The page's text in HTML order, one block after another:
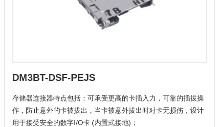
DM3BT-DSF-PEJS
存储器连接器特点包括：可承受更高的卡插入力，可靠的插拔操
作，防止意外的卡被拔出，当卡被意外拔出时对卡无损伤，设计
用于接受安全的数字I/O卡 (内置式接地)；